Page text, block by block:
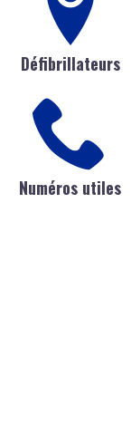
Défibrillateurs
Numéros utiles